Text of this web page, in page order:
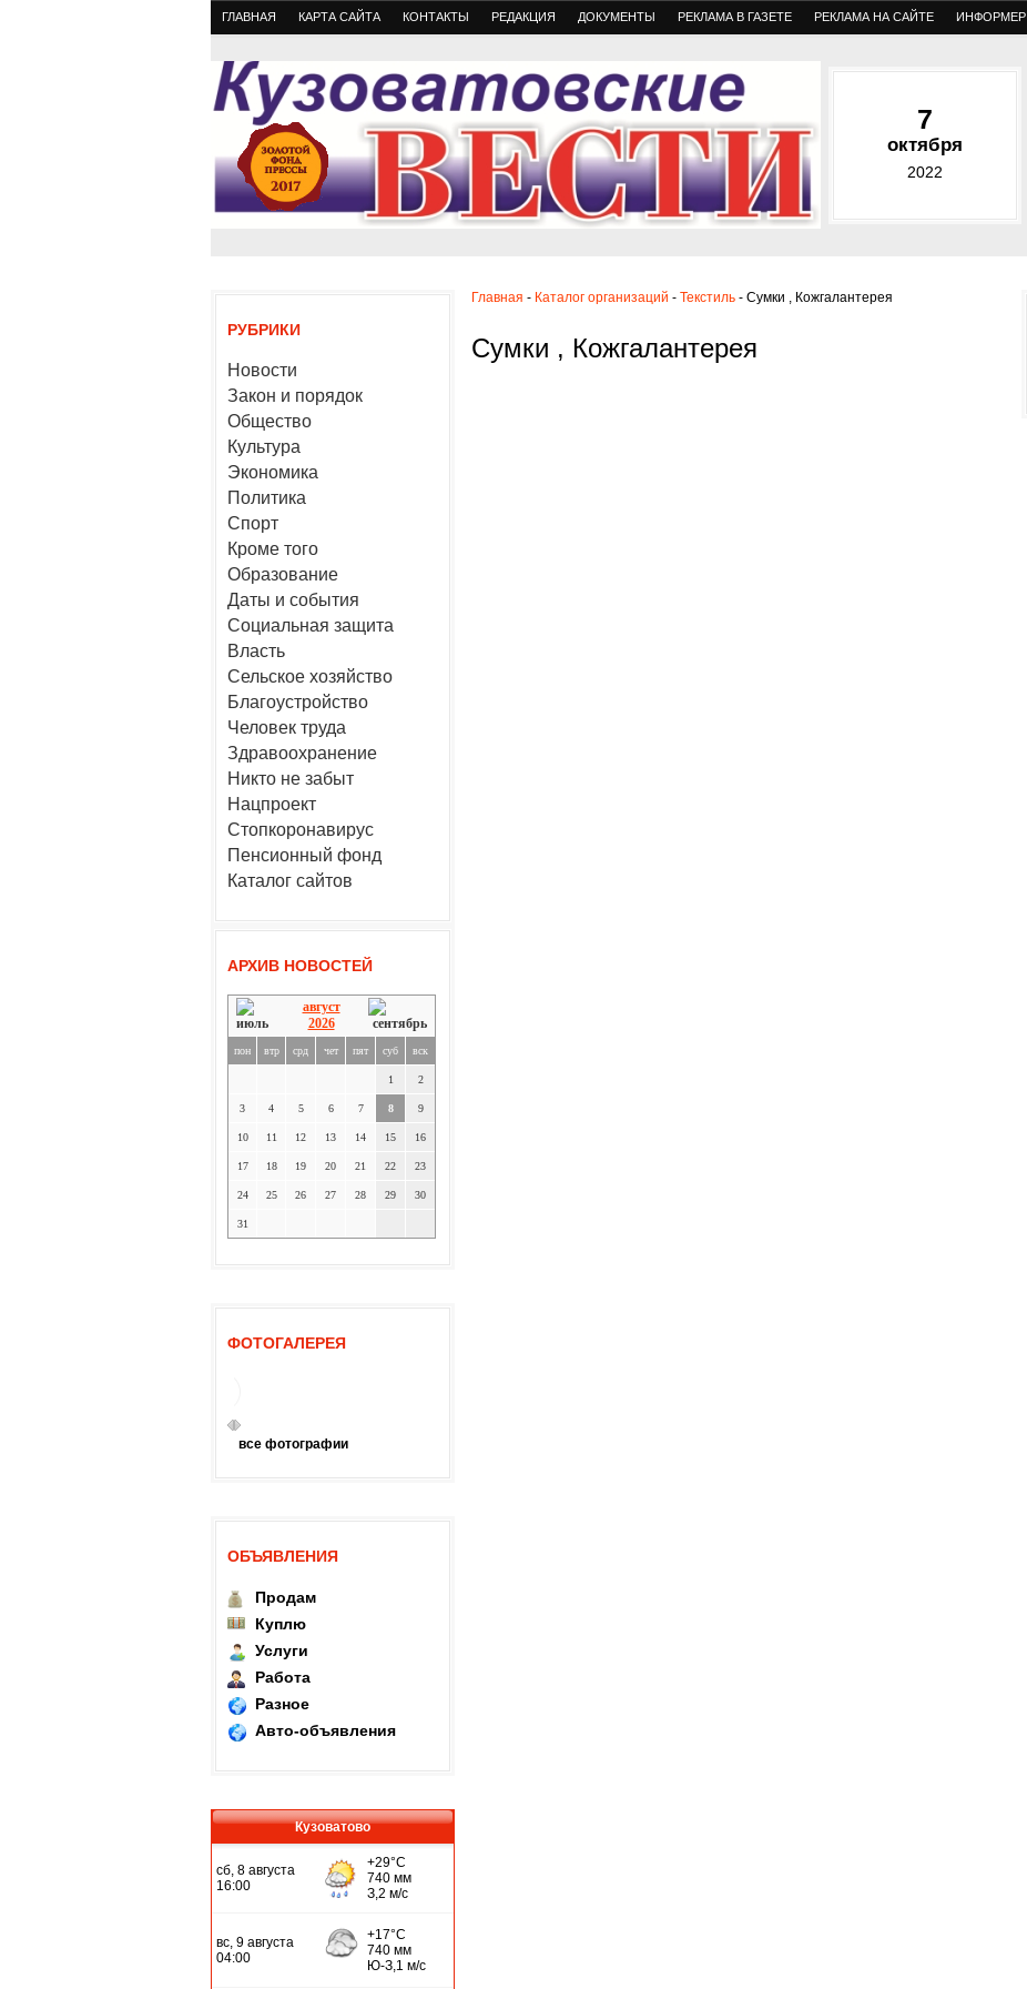
ГЛАВНАЯ КАРТА САЙТА КОНТАКТЫ РЕДАКЦИЯ ДОКУМЕНТЫ РЕКЛАМА В ГАЗЕТЕ РЕКЛАМА НА САЙТЕ ИНФОРМЕР
7
октября
2022
РУБРИКИ
Новости
Закон и порядок
Общество
Культура
Экономика
Политика
Спорт
Кроме того
Образование
Даты и события
Социальная защита
Власть
Сельское хозяйство
Благоустройство
Человек труда
Здравоохранение
Никто не забыт
Нацпроект
Стопкоронавирус
Пенсионный фонд
Каталог сайтов
АРХИВ НОВОСТЕЙ
август
2026
пон втр срд чет пят суб вск
1 2
3 4 5 6 7 8 9
10 11 12 13 14 15 16
17 18 19 20 21 22 23
24 25 26 27 28 29 30
31
ФОТОГАЛЕРЕЯ
все фотографии
ОБЪЯВЛЕНИЯ
Продам
Куплю
Услуги
Работа
Разное
Авто-объявления
Кузоватово
Главная - Каталог организаций - Текстиль - Сумки , Кожгалантерея
Сумки , Кожгалантерея